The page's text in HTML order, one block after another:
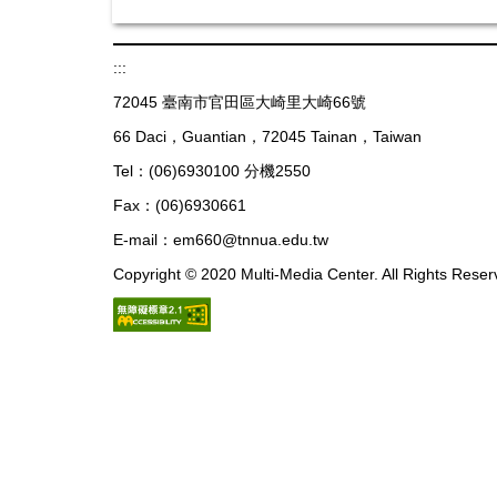
:::
72045 臺南市官田區大崎里大崎66號
66 Daci，Guantian，72045 Tainan，Taiwan
Tel：(06)6930100 分機2550
Fax：(06)6930661
E-mail：em660@tnnua.edu.tw
Copyright © 2020 Multi-Media Center. All Rights